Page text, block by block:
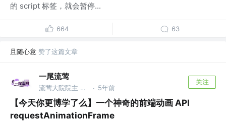
的 script 标签，就会暂停...
664 63
且随心意 赞了这篇文章
一尾流莺
流莺大院院主 @www.warblerfe.top · 5年前
关注
【今天你更博学了么】一个神奇的前端动画 API
requestAnimationFrame